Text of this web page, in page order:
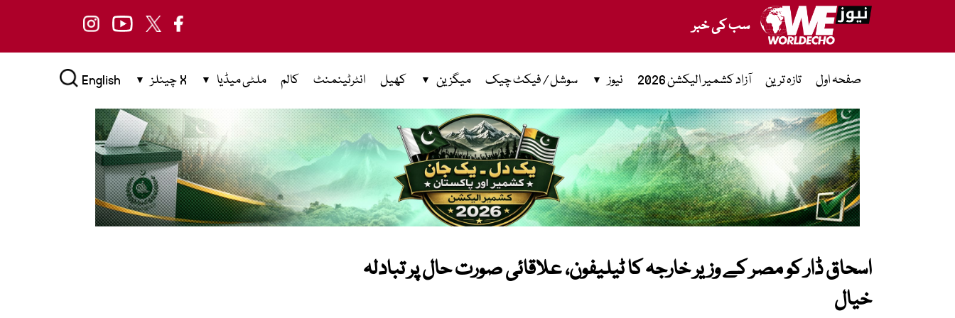
سب کی خبر
صفحہ اول تازہ ترین آزاد کشمیر الیکشن 2026 نیوز سوشل / فیکٹ چیک میگزین کھیل انٹرٹینمنٹ کالم ملٹی میڈیا X چینلز English
اسحاق ڈار کو مصر کے وزیر خارجہ کا ٹیلیفون، علاقائی صورت حال پر تبادلہ
خیال